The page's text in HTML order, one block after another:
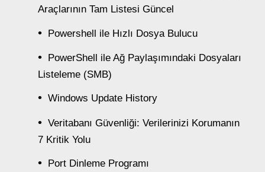
Araçlarının Tam Listesi Güncel
Powershell ile Hızlı Dosya Bulucu
PowerShell ile Ağ Paylaşımındaki Dosyaları
Listeleme (SMB)
Windows Update History
Veritabanı Güvenliği: Verilerinizi Korumanın
7 Kritik Yolu
Port Dinleme Programı